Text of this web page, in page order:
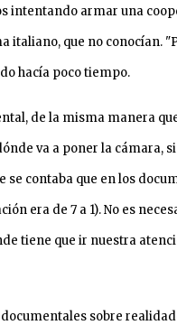
intentando armar una
italiano, que no conocían.
hacía poco tiempo.
de la misma manera
va a poner la cámara,
se contaba que en los
era de 7 a 1). No es
tiene que ir nuestra
sobre